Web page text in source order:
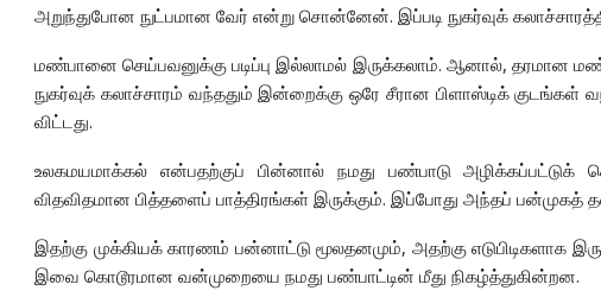
அறுந்துபோன நுட்பமான வேர் என்று சொன்னேன். இப்படி நுகர்வுக்
மண்பானை செய்பவனுக்கு படிப்பு இல்லாமல் இருக்கலாம். ஆனால், தரமான
நுகர்வுக் கலாச்சாரம் வந்ததும் இன்றைக்கு ஒரே சீரான பிளாஸ்டிக்
விட்டது.
உலகமயமாக்கல் என்பதற்குப் பின்னால் நமது பண்பாடு அழிக்கப்பட்டுக்
விதவிதமான பித்தளைப் பாத்திரங்கள் இருக்கும். இப்போது அந்தப் பன்முகத்
இதற்கு முக்கியக் காரணம் பன்னாட்டு மூலதனமும், அதற்கு எடுபிடிகளாக
இவை கொடூரமான வன்முறையை நமது பண்பாட்டின் மீது நிகழ்த்துகின்றன.